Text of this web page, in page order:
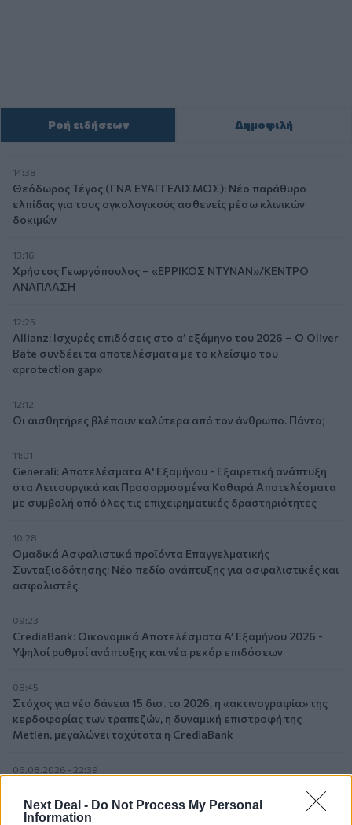
Next Deal - Do Not Process My Personal
Information
Ροή ειδήσεων Δημοφιλή
14:38
Θεόδωρος Τέγος (ΓΝΑ ΕΥΑΓΓΕΛΙΣΜΟΣ): Νέο παράθυρο
ελπίδας για τους ογκολογικούς ασθενείς μέσω κλινικών
δοκιμών
13:16
Χρήστος Γεωργόπουλος – «ΕΡΡΙΚΟΣ ΝΤΥΝΑΝ»/ΚΕΝΤΡΟ
ΑΝΑΠΛΑΣΗ
12:25
Allianz: Ισχυρές επιδόσεις στο α’ εξάμηνο του 2026 – Ο Oliver
Bäte συνδέει τα αποτελέσματα με το κλείσιμο του
«protection gap»
12:12
Οι αισθητήρες βλέπουν καλύτερα από τον άνθρωπο. Πάντα;
11:01
Generali: Αποτελέσματα Α' Εξαμήνου - Εξαιρετική ανάπτυξη
στα Λειτουργικά και Προσαρμοσμένα Καθαρά Αποτελέσματα
με συμβολή από όλες τις επιχειρηματικές δραστηριότητες
10:28
Ομαδικά Ασφαλιστικά προϊόντα Επαγγελματικής
Συνταξιοδότησης: Νέο πεδίο ανάπτυξης για ασφαλιστικές και
ασφαλιστές
09:23
CrediaBank: Οικονομικά Αποτελέσματα A’ Εξαμήνου 2026 -
Υψηλοί ρυθμοί ανάπτυξης και νέα ρεκόρ επιδόσεων
08:45
Στόχος για νέα δάνεια 15 δισ. το 2026, η «ακτινογραφία» της
κερδοφορίας των τραπεζών, η δυναμική επιστροφή της
Metlen, μεγαλώνει ταχύτατα η CrediaBank
06.08.2026 - 22:39
στο έργο του – Ποιος είναι ο Έλληνας χειρουργός Χρήστος
Κοντοβουνήσιος